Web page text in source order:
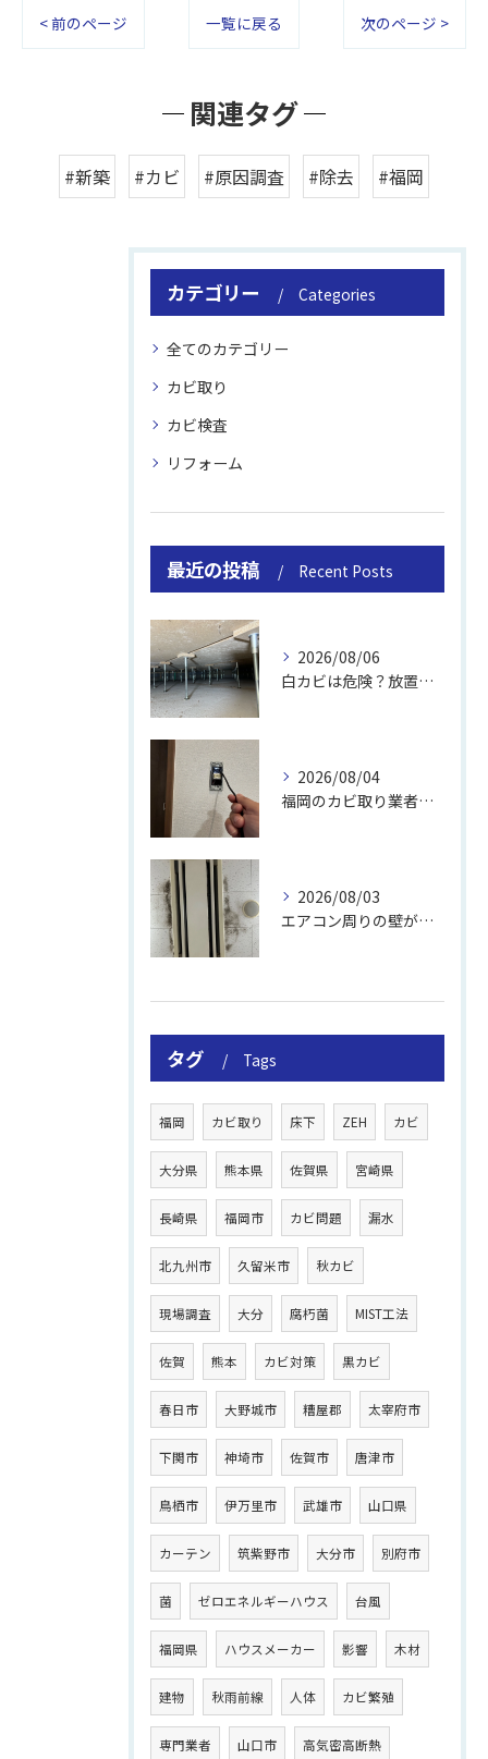
< 前のページ 一覧に戻る 次のページ >
関連タグ
#新築 #カビ #原因調査 #除去 #福岡
カテゴリー Categories
全てのカテゴリー
カビ取り
カビ検査
リフォーム
最近の投稿 Recent Posts
2026/08/06
白カビは危険？放置のリスクと取り方
2026/08/04
福岡のカビ取り業者おすすめの選び方と費用
2026/08/03
エアコン周りの壁が結露しやすい理由
タグ Tags
福岡 カビ取り 床下 ZEH カビ
大分県 熊本県 佐賀県 宮崎県
長崎県 福岡市 カビ問題 漏水
北九州市 久留米市 秋カビ
現場調査 大分 腐朽菌 MIST工法
佐賀 熊本 カビ対策 黒カビ
春日市 大野城市 糟屋郡 太宰府市
下関市 神埼市 佐賀市 唐津市
鳥栖市 伊万里市 武雄市 山口県
カーテン 筑紫野市 大分市 別府市
菌 ゼロエネルギーハウス 台風
福岡県 ハウスメーカー 影響 木材
建物 秋雨前線 人体 カビ繁殖
専門業者 山口市 高気密高断熱